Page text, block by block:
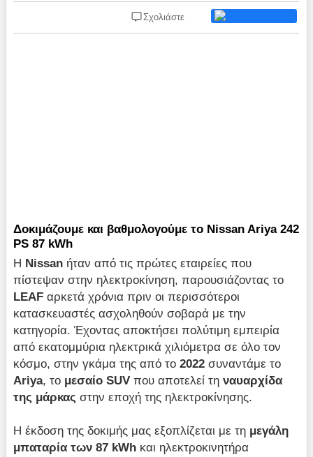
Σχολιάστε
Δοκιμάζουμε και βαθμολογούμε το Nissan Ariya 242
PS 87 kWh
Η Nissan ήταν από τις πρώτες εταιρείες που
πίστεψαν στην ηλεκτροκίνηση, παρουσιάζοντας το
LEAF αρκετά χρόνια πριν οι περισσότεροι
κατασκευαστές ασχοληθούν σοβαρά με την
κατηγορία. Έχοντας αποκτήσει πολύτιμη εμπειρία
από εκατομμύρια ηλεκτρικά χιλιόμετρα σε όλο τον
κόσμο, στην γκάμα της από το2022 συναντάμε το
Ariya, το μεσαίοSUV που αποτελεί τηναυαρχίδα
της μάρκας στην εποχή της ηλεκτροκίνησης.
Η έκδοση της δοκιμής μας εξοπλίζεται με τη μεγάλη
μπαταρία των 87 kWh και ηλεκτροκινητήρα